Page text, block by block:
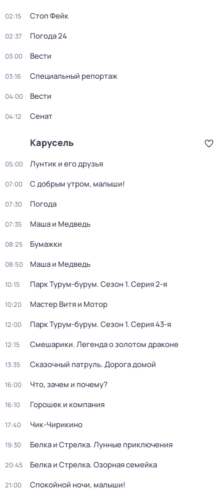
02:15 Стоп Фейк
02:37 Погода 24
03:00 Вести
03:16 Специальный репортаж
04:00 Вести
04:12 Сенат
Карусель
05:00 Лунтик и его друзья
07:00 С добрым утром, малыши!
07:30 Погода
07:35 Маша и Медведь
08:25 Бумажки
08:50 Маша и Медведь
10:15 Парк Турум-бурум. Сезон 1. Серия 2-я
10:20 Мастер Витя и Мотор
12:00 Парк Турум-бурум. Сезон 1. Серия 43-я
12:15 Смешарики. Легенда о золотом драконе
13:35 Сказочный патруль. Дорога домой
16:00 Что, зачем и почему?
16:10 Горошек и компания
17:40 Чик-Чирикино
19:30 Белка и Стрелка. Лунные приключения
20:45 Белка и Стрелка. Озорная семейка
21:00 Спокойной ночи, малыши!